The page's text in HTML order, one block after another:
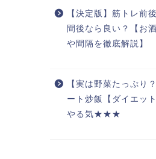
【決定版】筋トレ前
間後なら良い？【お
や間隔を徹底解説】
【実は野菜たっぷり
ート炒飯【ダイエッ
やる気★★★